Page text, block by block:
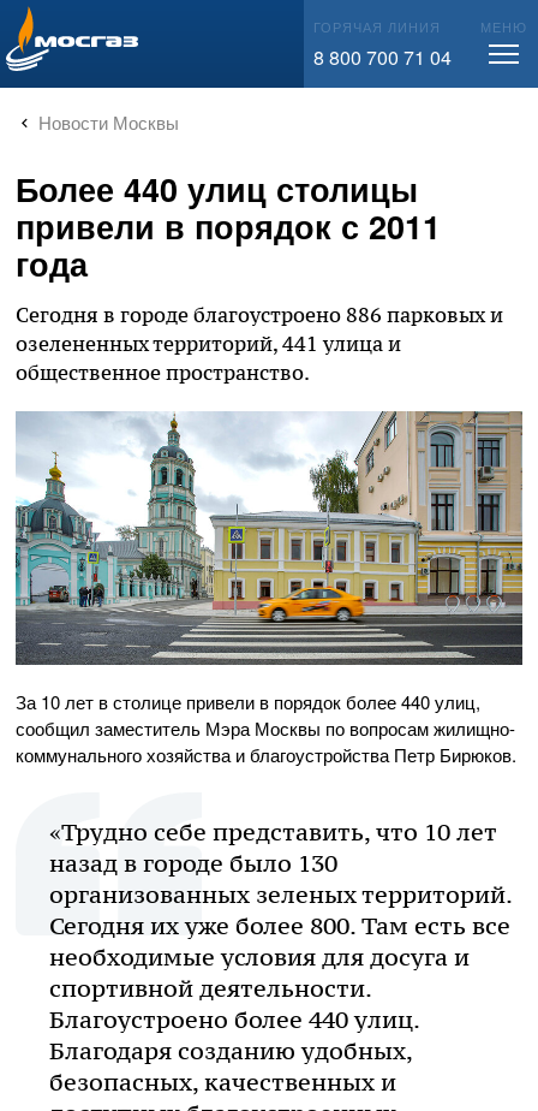
info@mos-gaz.ru ГОРЯЧАЯ ЛИНИЯ
8 800 700 71 04
МЕНЮ
Новости Москвы
Более 440 улиц столицы
привели в порядок с 2011
года
Сегодня в городе благоустроено 886 парковых и
озелененных территорий, 441 улица и
общественное пространство.
За 10 лет в столице привели в порядок более 440 улиц,
сообщил заместитель Мэра Москвы по вопросам жилищно-
коммунального хозяйства и благоустройства Петр Бирюков.
«Трудно себе представить, что 10 лет
назад в городе было 130
организованных зеленых территорий.
Сегодня их уже более 800. Там есть все
необходимые условия для досуга и
спортивной деятельности.
Благоустроено более 440 улиц.
Благодаря созданию удобных,
безопасных, качественных и